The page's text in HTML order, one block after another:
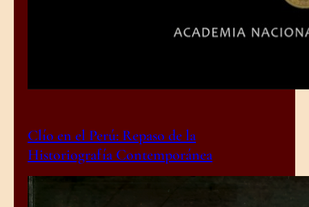
Clío en el Perú: Repaso de la
Historiografía Contemporánea